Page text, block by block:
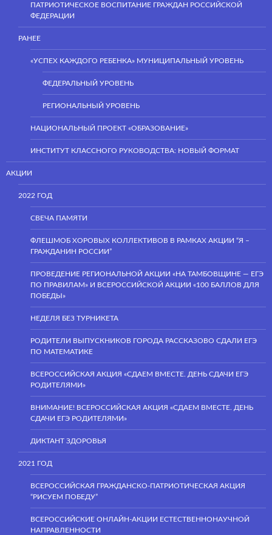
ПАТРИОТИЧЕСКОЕ ВОСПИТАНИЕ ГРАЖДАН РОССИЙСКОЙ
ФЕДЕРАЦИИ
РАНЕЕ
«УСПЕХ КАЖДОГО РЕБЕНКА» МУНИЦИПАЛЬНЫЙ УРОВЕНЬ
ФЕДЕРАЛЬНЫЙ УРОВЕНЬ
РЕГИОНАЛЬНЫЙ УРОВЕНЬ
НАЦИОНАЛЬНЫЙ ПРОЕКТ «ОБРАЗОВАНИЕ»
ИНСТИТУТ КЛАССНОГО РУКОВОДСТВА: НОВЫЙ ФОРМАТ
АКЦИИ
2022 ГОД
СВЕЧА ПАМЯТИ
ФЛЕШМОБ ХОРОВЫХ КОЛЛЕКТИВОВ В РАМКАХ АКЦИИ “Я –
ГРАЖДАНИН РОССИИ”
ПРОВЕДЕНИЕ РЕГИОНАЛЬНОЙ АКЦИИ «НА ТАМБОВЩИНЕ — ЕГЭ
ПО ПРАВИЛАМ» И ВСЕРОССИЙСКОЙ АКЦИИ «100 БАЛЛОВ ДЛЯ
ПОБЕДЫ»
НЕДЕЛЯ БЕЗ ТУРНИКЕТА
РОДИТЕЛИ ВЫПУСКНИКОВ ГОРОДА РАССКАЗОВО СДАЛИ ЕГЭ
ПО МАТЕМАТИКЕ
ВСЕРОССИЙСКАЯ АКЦИЯ «СДАЕМ ВМЕСТЕ. ДЕНЬ СДАЧИ ЕГЭ
РОДИТЕЛЯМИ»
ВНИМАНИЕ! ВСЕРОССИЙСКАЯ АКЦИЯ «СДАЕМ ВМЕСТЕ. ДЕНЬ
СДАЧИ ЕГЭ РОДИТЕЛЯМИ»
ДИКТАНТ ЗДОРОВЬЯ
2021 ГОД
ВСЕРОССИЙСКАЯ ГРАЖДАНСКО-ПАТРИОТИЧЕСКАЯ АКЦИЯ
“РИСУЕМ ПОБЕДУ”
ВСЕРОССИЙСКИЕ ОНЛАЙН-АКЦИИ ЕСТЕСТВЕННОНАУЧНОЙ
НАПРАВЛЕННОСТИ